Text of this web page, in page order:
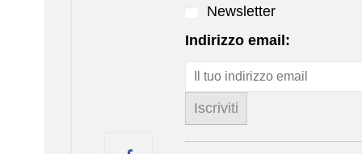
Newsletter
Indirizzo email: